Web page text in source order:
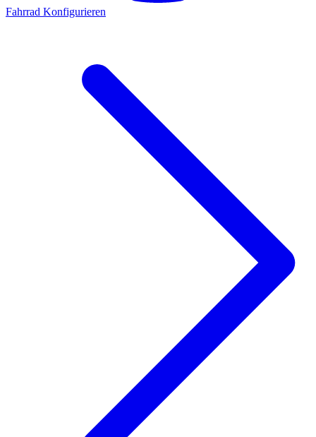
Fahrrad Konfigurieren